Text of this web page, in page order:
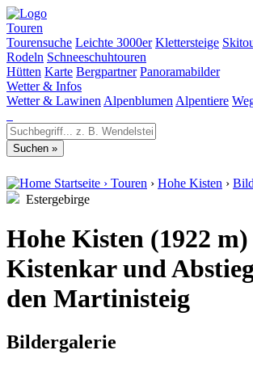
Touren
Tourensuche Leichte 3000er Klettersteige
Rodeln Schneeschuhtouren
Hütten Karte Bergpartner Panoramabilder
Wetter & Infos
Wetter & Lawinen Alpenblumen Alpentiere
Startseite › Touren › Hohe Kisten ›
Estergebirge
Hohe Kisten (1922
Kistenkar und
den Martinisteig
Bildergalerie